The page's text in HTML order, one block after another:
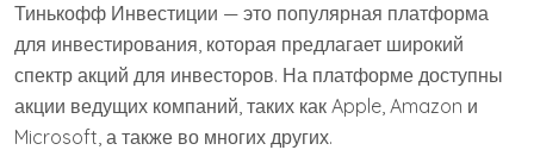
Тинькофф Инвестиции — это популярная платформа
для инвестирования, которая предлагает широкий
спектр акций для инвесторов. На платформе доступны
акции ведущих компаний, таких как Apple, Amazon и
Microsoft, а также во многих других.